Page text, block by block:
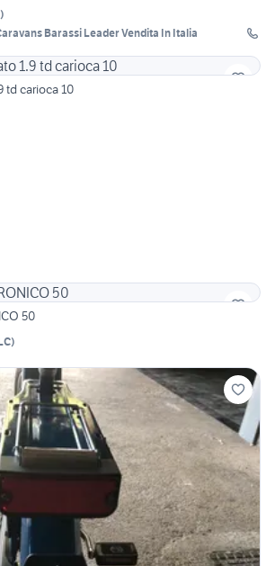
)
Barassi Leader Vendita In Italia
td carioca 10
50
)